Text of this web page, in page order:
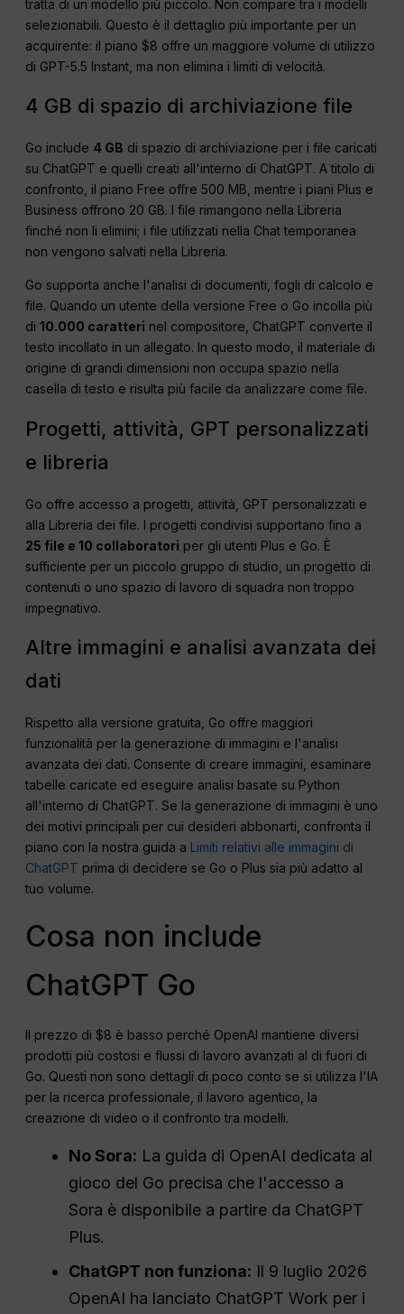
tratta di un modello più piccolo. Non compare tra i modelli
selezionabili. Questo è il dettaglio più importante per un
acquirente: il piano $8 offre un maggiore volume di utilizzo
di GPT-5.5 Instant, ma non elimina i limiti di velocità.
4 GB di spazio di archiviazione file
Go include 4 GB di spazio di archiviazione per i file caricati
su ChatGPT e quelli creati all'interno di ChatGPT. A titolo di
confronto, il piano Free offre 500 MB, mentre i piani Plus e
Business offrono 20 GB. I file rimangono nella Libreria
finché non li elimini; i file utilizzati nella Chat temporanea
non vengono salvati nella Libreria.
Go supporta anche l'analisi di documenti, fogli di calcolo e
file. Quando un utente della versione Free o Go incolla più
di10.000 caratteri nel compositore, ChatGPT converte il
testo incollato in un allegato. In questo modo, il materiale di
origine di grandi dimensioni non occupa spazio nella
casella di testo e risulta più facile da analizzare come file.
Progetti, attività, GPT personalizzati
e libreria
Go offre accesso a progetti, attività, GPT personalizzati e
alla Libreria dei file. I progetti condivisi supportano fino a
25 file e 10 collaboratori per gli utenti Plus e Go. È
sufficiente per un piccolo gruppo di studio, un progetto di
contenuti o uno spazio di lavoro di squadra non troppo
impegnativo.
Altre immagini e analisi avanzata dei
dati
Rispetto alla versione gratuita, Go offre maggiori
funzionalità per la generazione di immagini e l'analisi
avanzata dei dati. Consente di creare immagini, esaminare
tabelle caricate ed eseguire analisi basate su Python
all'interno di ChatGPT. Se la generazione di immagini è uno
dei motivi principali per cui desideri abbonarti, confronta il
piano con la nostra guida a Limiti relativi alle immagini di
ChatGPT prima di decidere se Go o Plus sia più adatto al
tuo volume.
Cosa non include
ChatGPT Go
Il prezzo di $8 è basso perché OpenAI mantiene diversi
prodotti più costosi e flussi di lavoro avanzati al di fuori di
Go. Questi non sono dettagli di poco conto se si utilizza l'IA
per la ricerca professionale, il lavoro agentico, la
creazione di video o il confronto tra modelli.
No Sora: La guida di OpenAI dedicata al
gioco del Go precisa che l'accesso a
Sora è disponibile a partire da ChatGPT
Plus.
ChatGPT non funziona: Il 9 luglio 2026
OpenAI ha lanciato ChatGPT Work per i